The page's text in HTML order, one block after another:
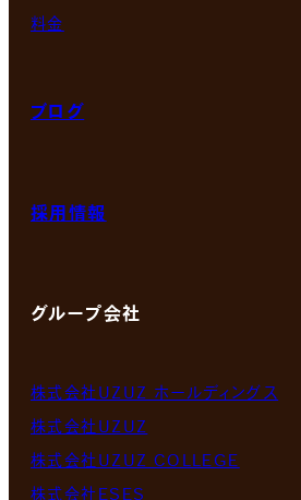
料金
ブログ
採用情報
グループ会社
株式会社UZUZ ホールディングス
株式会社UZUZ
株式会社UZUZ COLLEGE
株式会社ESES